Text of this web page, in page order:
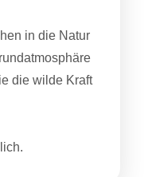
in die Natur
die wilde Kraft